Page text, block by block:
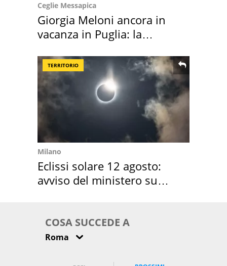
Ceglie Messapica
Giorgia Meloni ancora in
vacanza in Puglia: la
TERRITORIO
Milano
Eclissi solare 12 agosto:
avviso del ministero su